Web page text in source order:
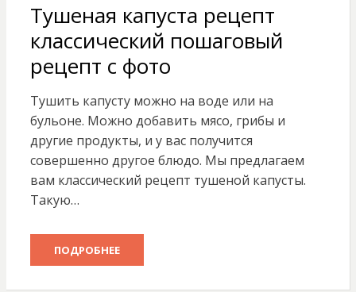
Тушеная капуста рецепт
классический пошаговый
рецепт с фото
Тушить капусту можно на воде или на
бульоне. Можно добавить мясо, грибы и
другие продукты, и у вас получится
совершенно другое блюдо. Мы предлагаем
вам классический рецепт тушеной капусты.
Такую…
ПОДРОБНЕЕ